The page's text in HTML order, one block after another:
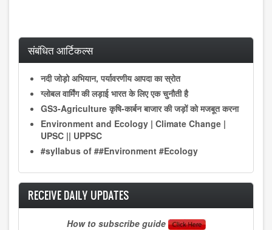
संबंधित आर्टिकल्स
नदी जोड़ो अभियान, पर्यावरणीय आपदा का स्रोत
ग्लोबल वार्मिंग की लड़ाई भारत के लिए एक चुनौती है
GS3-Agriculture कृषि-कार्बन बाजार की जड़ों को मजबूत करना
Environment and Ecology | Climate Change |
UPSC || UPPSC
#syllabus of ##Environment #Ecology
RECEIVE DAILY UPDATES
How to subscribe guide